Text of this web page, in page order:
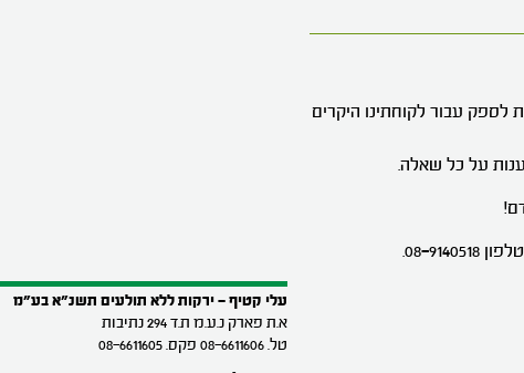
עלי קטיף - ירקות ללא תולעים תשנ"א בע"מ
א.ת פארק נ.ע.מ ת.ד 294 נתיבות
טל. 08-6611606 פקס. 08-6611605
עבור לקוחתינו היקרים
על כל שאלה.